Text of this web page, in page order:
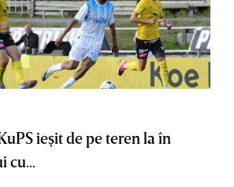
ieşit de pe teren la în
cu...